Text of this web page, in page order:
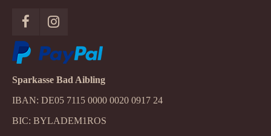
Sparkasse Bad Aibling
IBAN: DE05 7115 0000 0020 0917 24
BIC: BYLADEM1ROS